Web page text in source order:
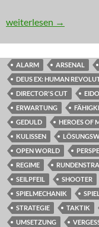
NEWS: Der
weiterlesen →
ALARM ARSENAL
DEUS EX: HUMAN
DIRECTOR'S CUT
ERWARTUNG
GEDULD
HEROES OF
KULISSEN
OPEN WORLD
REGIME
SEILPFEIL
SHOOTER
SPIELMECHANIK
STRATEGIE
TAKTIK
UMSETZUNG